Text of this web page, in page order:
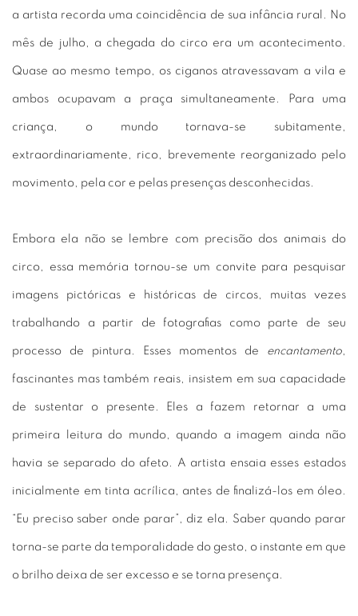
a artista recorda uma coincidência de sua infância rural. No
mês de julho, a chegada do circo era um acontecimento.
Quase ao mesmo tempo, os ciganos atravessavam a vila e
ambos ocupavam a praça simultaneamente. Para uma
criança, o mundo tornava-se subitamente,
extraordinariamente, rico, brevemente reorganizado pelo
movimento, pela cor e pelas presenças desconhecidas.
Embora ela não se lembre com precisão dos animais do
circo, essa memória tornou-se um convite para pesquisar
imagens pictóricas e históricas de circos, muitas vezes
trabalhando a partir de fotografias como parte de seu
processo de pintura. Esses momentos de encantamento,
fascinantes mas também reais, insistem em sua capacidade
de sustentar o presente. Eles a fazem retornar a uma
primeira leitura do mundo, quando a imagem ainda não
havia se separado do afeto. A artista ensaia esses estados
inicialmente em tinta acrílica, antes de finalizá-los em óleo.
“Eu preciso saber onde parar”, diz ela. Saber quando parar
torna-se parte da temporalidade do gesto, o instante em que
o brilho deixa de ser excesso e se torna presença.